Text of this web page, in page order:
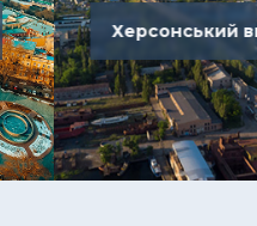
Херсонський